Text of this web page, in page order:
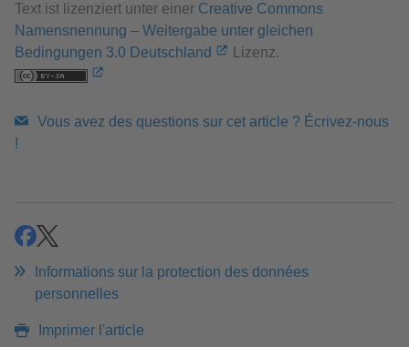
Text ist lizenziert unter einer Creative Commons
Namensnennung – Weitergabe unter gleichen
Bedingungen 3.0 Deutschland
Lizenz.
Vous avez des questions sur cet article ? Écrivez-nous
!
partagerpartager
Informations sur la protection des données
personnelles
Imprimer l'article